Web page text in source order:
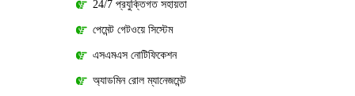
24/7 প্রযুক্তিগত সহায়তা
পেমেন্ট গেটওয়ে সিস্টেম
এসএমএস নোটিফিকেশন
অ্যাডমিন রোল ম্যানেজমেন্ট